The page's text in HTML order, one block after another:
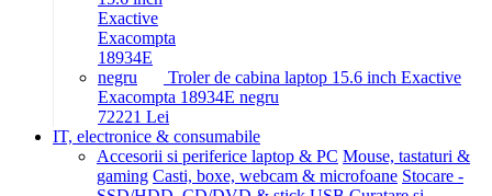
Troler de cabina laptop 15.6 inch Exactive
Exacompta 18934E negru
72221 Lei
IT, electronice & consumabile
Accesorii si periferice laptop & PC Mouse, tastaturi &
gaming Casti, boxe, webcam & microfoane Stocare -